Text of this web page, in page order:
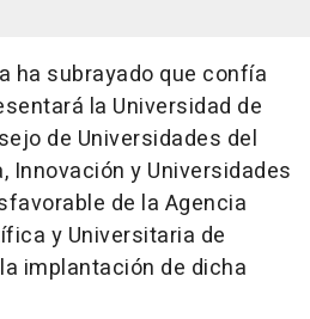
ha subrayado que confía
la Universidad de
de Universidades del
Innovación y Universidades
de la Agencia
y Universitaria de
implantación de dicha